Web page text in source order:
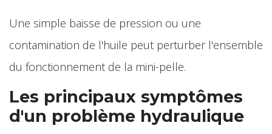
Une simple baisse de pression ou une
contamination de l'huile peut perturber l'ensemble
du fonctionnement de la mini-pelle.
Les principaux symptômes
d'un problème hydraulique